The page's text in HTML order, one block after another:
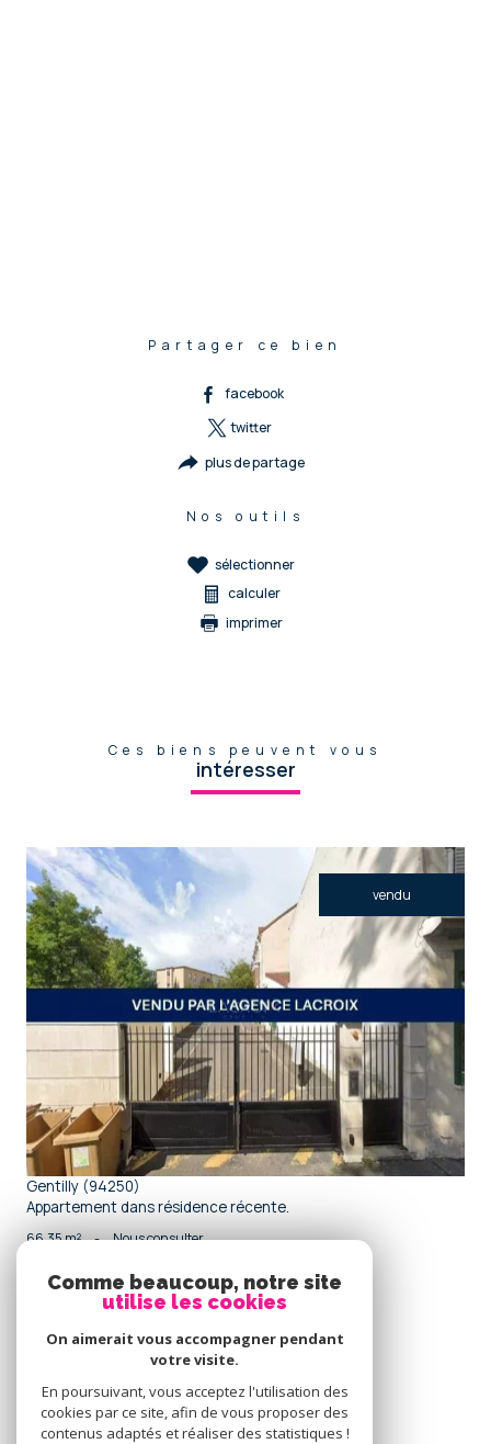
Partager ce bien
facebook
twitter
plus de partage
Nos outils
sélectionner
calculer
imprimer
Ces biens peuvent vous
intéresser
vendu
voir le bien
Gentilly (94250)
Appartement dans résidence récente.
66,35 m² - Nous consulter
connecter
espace propriétaire
Nous
Comme beaucoup, notre site
utilise les cookies
On aimerait vous accompagner pendant
votre visite.
En poursuivant, vous acceptez l'utilisation des
cookies par ce site, afin de vous proposer des
contenus adaptés et réaliser des statistiques !